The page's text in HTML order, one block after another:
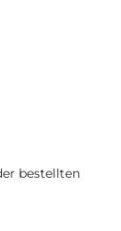
bestellten